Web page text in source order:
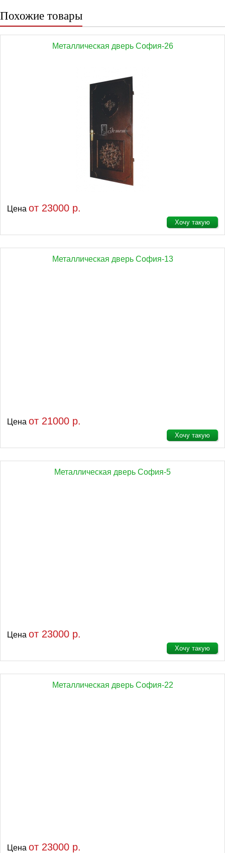
Похожие товары
Металлическая дверь София-26
Цена от 23000 р.
Хочу такую
Металлическая дверь София-13
Цена от 21000 р.
Хочу такую
Металлическая дверь София-5
Цена от 23000 р.
Хочу такую
Металлическая дверь София-22
Цена от 23000 р.